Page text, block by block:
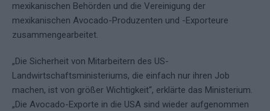
mexikanischen Behörden und die Vereinigung der
mexikanischen Avocado-Produzenten und -Exporteure
zusammengearbeitet.
„Die Sicherheit von Mitarbeitern des US-
Landwirtschaftsministeriums, die einfach nur ihren Job
machen, ist von größer Wichtigkeit“, erklärte das Ministerium.
„Die Avocado-Exporte in die USA sind wieder aufgenommen